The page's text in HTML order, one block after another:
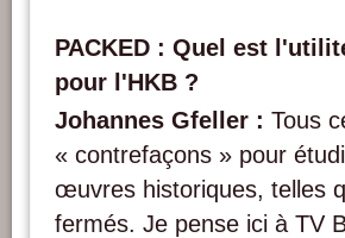
PACKED : Quel est
pour l'HKB ?
Johannes Gfeller : Tous
« contrefaçons » pour
œuvres historiques, telles
fermés. Je pense ici à TV